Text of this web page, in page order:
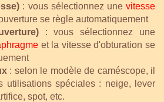
: vous sélectionnez unevitesse
se règle automatiquement
: vous sélectionnez une
et la vitesse d'obturation se
: selon le modèle de caméscope, il
utilisations spéciales : neige, lever
spot, etc.